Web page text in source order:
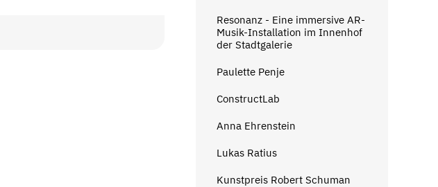
Resonanz - Eine immersive AR-
Musik-Installation im Innenhof
der Stadtgalerie
Paulette Penje
ConstructLab
Anna Ehrenstein
Lukas Ratius
Kunstpreis Robert Schuman